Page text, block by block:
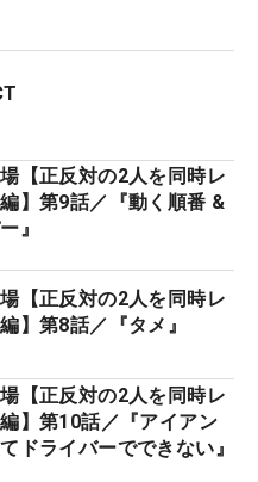
【正反対の2人を同時レ
】第9話／『動く順番 &
』
【正反対の2人を同時レ
】第8話／『タメ』
【正反対の2人を同時レ
】第10話／『アイアン
ドライバーでできない』